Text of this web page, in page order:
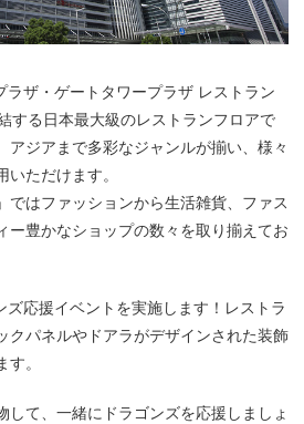
ザ・ゲートタワープラザ レストラン
する日本最大級のレストランフロアで
アジアまで多彩なジャンルが揃い、様々
ただけます。
ではファッションから生活雑貨、ファス
ー豊かなショップの数々を取り揃えてお
応援イベントを実施します！レストラ
クパネルやドアラがデザインされた装飾
。
して、一緒にドラゴンズを応援しましょ